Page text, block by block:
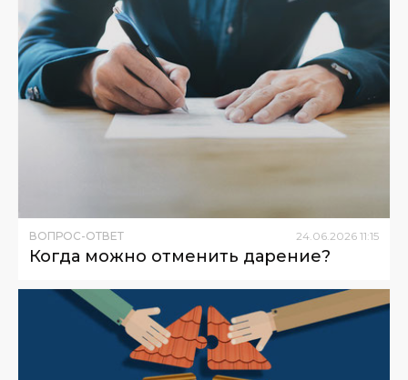
ВОПРОС-ОТВЕТ 24 06 2026 11:15
Когда можно отменить дарение?